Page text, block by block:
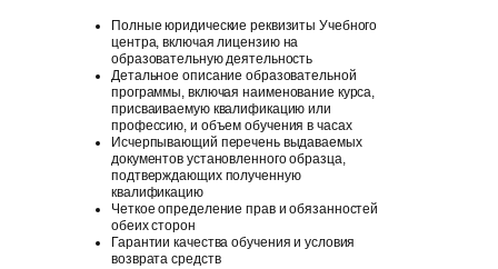
Полные юридические реквизиты Учебного
центра, включая лицензию на
образовательную деятельность
Детальное описание образовательной
программы, включая наименование курса,
присваиваемую квалификацию или
профессию, и объем обучения в часах
Исчерпывающий перечень выдаваемых
документов установленного образца,
подтверждающих полученную
квалификацию
Четкое определение прав и обязанностей
обеих сторон
Гарантии качества обучения и условия
возврата средств